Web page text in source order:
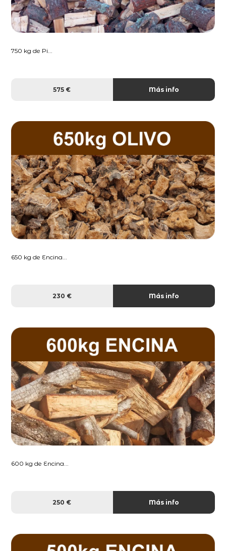
750 kg de Pi...
575 € Más info
650 kg de Encina...
230 € Más info
600 kg de Encina...
250 € Más info